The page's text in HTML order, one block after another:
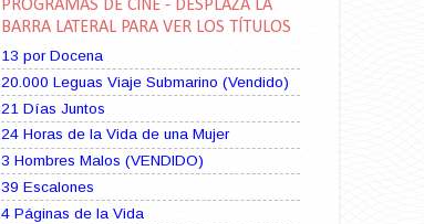
PROGRAMAS DE CINE - DESPLAZA LA
BARRA LATERAL PARA VER LOS TÍTULOS
13 por Docena
20.000 Leguas Viaje Submarino (Vendido)
21 Días Juntos
24 Horas de la Vida de una Mujer
3 Hombres Malos (VENDIDO)
39 Escalones
4 Páginas de la Vida